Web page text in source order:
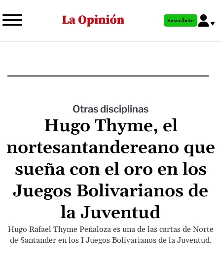
al
principal
Suscríbete
Otras disciplinas
Hugo Thyme, el
nortesantandereano que
sueña con el oro en los
Juegos Bolivarianos de
la Juventud
Hugo Rafael Thyme Peñaloza es una de las cartas de Norte
de Santander en los I Juegos Bolivarianos de la Juventud.